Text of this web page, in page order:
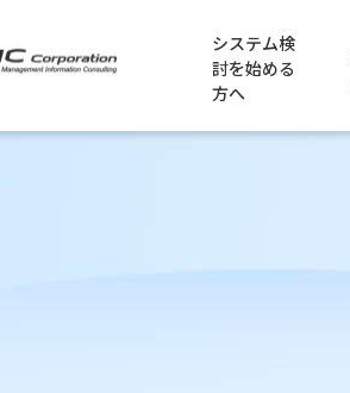
システム検
討を始める
方へ